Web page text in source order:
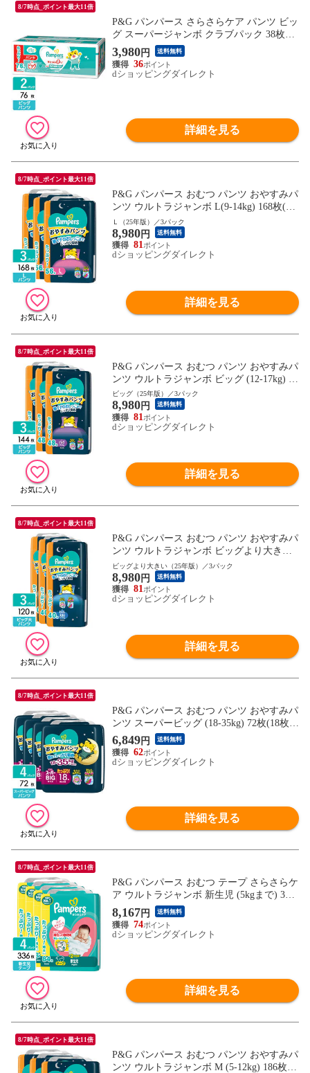
8/7時点_ポイント最大11倍
P&G パンパース さらさらケア パンツ ビッ
グ スーパージャンボ クラブパック 38枚×2
パック 4987176206299
3,980円 送料無料
36
dショッピングダイレクト
詳細を見る
8/7時点_ポイント最大11倍
P&G パンパース おむつ パンツ おやすみパ
ンツ ウルトラジャンボ L(9-14kg) 168枚(56
枚×3パック) 4987176333414
Ｌ（25年版）／3パック
8,980円 送料無料
81
dショッピングダイレクト
詳細を見る
8/7時点_ポイント最大11倍
P&G パンパース おむつ パンツ おやすみパ
ンツ ウルトラジャンボ ビッグ (12-17kg) 14
4枚(48枚×3パック) 4987176333520
ビッグ（25年版）／3パック
8,980円 送料無料
81
dショッピングダイレクト
詳細を見る
8/7時点_ポイント最大11倍
P&G パンパース おむつ パンツ おやすみパ
ンツ ウルトラジャンボ ビッグより大きい
(15-28kg) 120枚(40枚×3パック) 4987176333
438
ビッグより大きい（25年版）／3パック
8,980円 送料無料
81
dショッピングダイレクト
詳細を見る
8/7時点_ポイント最大11倍
P&G パンパース おむつ パンツ おやすみパ
ンツ スーパービッグ (18-35kg) 72枚(18枚×
4パック) 4987176333506
6,849円 送料無料
62
dショッピングダイレクト
詳細を見る
8/7時点_ポイント最大11倍
P&G パンパース おむつ テープ さらさらケ
ア ウルトラジャンボ 新生児 (5kgまで) 336
枚(84枚×4パック) 4987176334947
8,167 円 送料無料
74
dショッピングダイレクト
詳細を見る
8/7時点_ポイント最大11倍
P&G パンパース おむつ パンツ おやすみパ
ンツ ウルトラジャンボ M (5-12kg) 186枚(6